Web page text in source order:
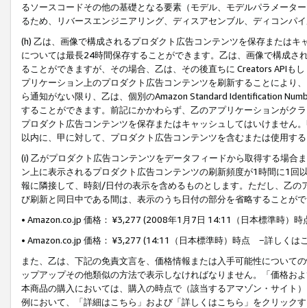
るソースコードその他の基礎となる要素（モデル、モデルパラメータ
るため、リバースエンジニアリング、ディスアセンブル、ディコンパ
(h) 乙は、画像で構成されるプロダクト広告コンテンツを保存または
については最長24時間保存することができます。乙は、画像で構成
ることができますが、その場合、乙は、その後直ちに Creators APIも
プリケーション上のプロダクト広告コンテンツを刷新することにより
ら通知がない限り、乙は、個別のAmazon Standard Identification
することができます。前記にかかわらず、乙のアプリケーションがク
プロダクト広告コンテンツを保存またはキャッシュしてはいけません
以内に、甲に対して、プロダクト広告コンテンツを含むまたは使用す
(i) 乙がプロダクト広告コンテンツをデータフィードから取得する場合
ン上に表示されるプロダクト広告コンテンツの刷新頻度が1時間に1
報に隣接して、時刻/日付の表示を含めるものとします。ただし、乙
び刷新と同日中である間は、表示のうち日付の部分を省略することが
• Amazon.co.jp 価格： ¥3,277 (2008年1月7日 14:11（日本標準時）
• Amazon.co.jp 価格： ¥3,277 (14:11（日本標準時）時点 −詳しくは
また、乙は、下記の免責文言を、価格情報または入手可能性について
ップアップその他類似の方法で表示しなければなりません。「価格
本商品の購入においては、購入の時点で（該当するアマゾン・サイト
例において、「詳細はこちら」および「詳しくはこちら」をクリック